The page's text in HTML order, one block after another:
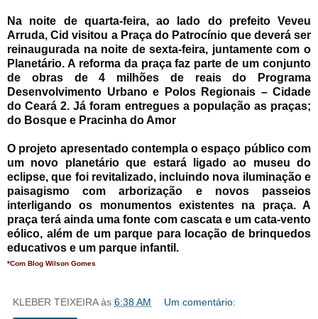
Na noite de quarta-feira, ao lado do prefeito Veveu
Arruda, Cid visitou a Praça do Patrocínio que deverá ser
reinaugurada na noite de sexta-feira, juntamente com o
Planetário. A reforma da praça faz parte de um conjunto
de obras de 4 milhões de reais do Programa
Desenvolvimento Urbano e Polos Regionais – Cidade
do Ceará 2. Já foram entregues a população as praças;
do Bosque e Pracinha do Amor
O projeto apresentado contempla o espaço público com
um novo planetário que estará ligado ao museu do
eclipse, que foi revitalizado, incluindo nova iluminação e
paisagismo com arborização e novos passeios
interligando os monumentos existentes na praça. A
praça terá ainda uma fonte com cascata e um cata-vento
eólico, além de um parque para locação de brinquedos
educativos e um parque infantil.
*Com Blog Wilson Gomes
KLEBER TEIXEIRA às 6:38 AM Um comentário: